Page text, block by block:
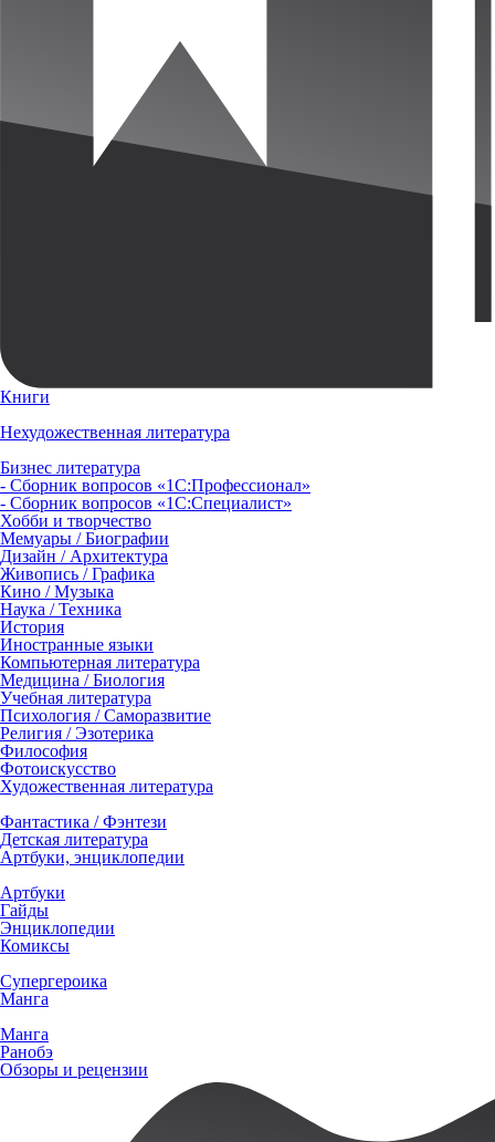
Книги
Нехудожественная литература
Бизнес литература
- Сборник вопросов «1С:Профессионал»
- Сборник вопросов «1С:Специалист»
Хобби и творчество
Мемуары / Биографии
Дизайн / Архитектура
Живопись / Графика
Кино / Музыка
Наука / Техника
История
Иностранные языки
Компьютерная литература
Медицина / Биология
Учебная литература
Психология / Саморазвитие
Религия / Эзотерика
Философия
Фотоискусство
Художественная литература
Фантастика / Фэнтези
Детская литература
Артбуки, энциклопедии
Артбуки
Гайды
Энциклопедии
Комиксы
Супергероика
Манга
Манга
Ранобэ
Обзоры и рецензии